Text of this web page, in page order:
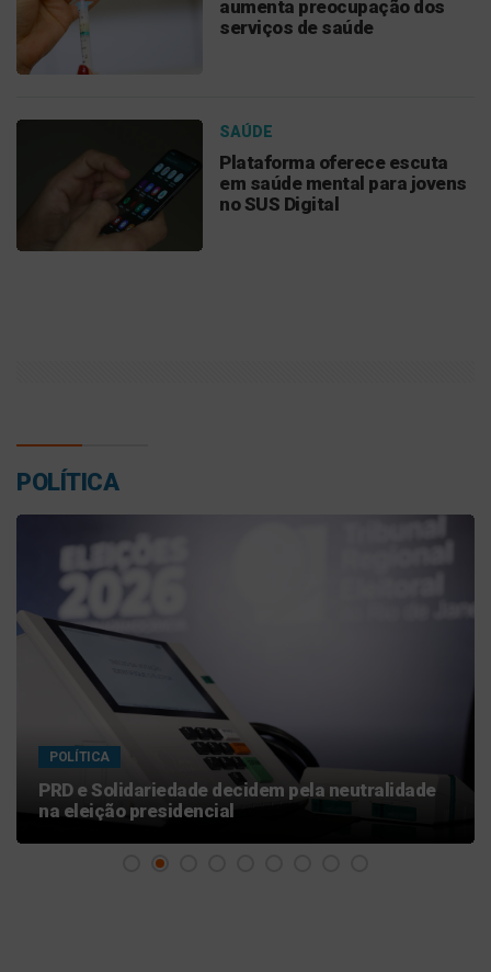
aumenta preocupação dos
serviços de saúde
SAÚDE
Plataforma oferece escuta
em saúde mental para jovens
no SUS Digital
POLÍTICA
POLÍTICA
Atitude irresponsável, diz Lula após revogação
de visto de embaixadora